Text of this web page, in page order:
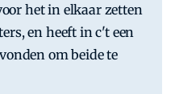
het in elkaar zetten
en heeft in c't een
om beide te